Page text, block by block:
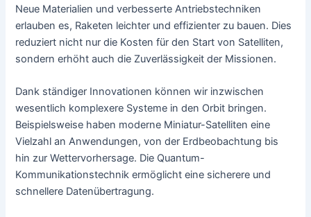
Neue Materialien und verbesserte Antriebstechniken
erlauben es, Raketen leichter und effizienter zu bauen. Dies
reduziert nicht nur die Kosten für den Start von Satelliten,
sondern erhöht auch die Zuverlässigkeit der Missionen.
Dank ständiger Innovationen können wir inzwischen
wesentlich komplexere Systeme in den Orbit bringen.
Beispielsweise haben moderne Miniatur-Satelliten eine
Vielzahl an Anwendungen, von der Erdbeobachtung bis
hin zur Wettervorhersage. Die Quantum-
Kommunikationstechnik ermöglicht eine sicherere und
schnellere Datenübertragung.